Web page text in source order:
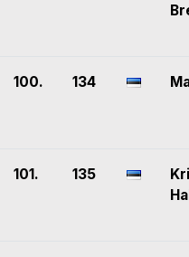
100. 134
101. 135